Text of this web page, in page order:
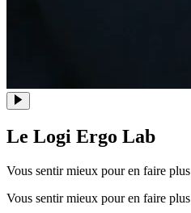
Le Logi Ergo Lab
Vous sentir mieux pour en faire plus
Vous sentir mieux pour en faire plus